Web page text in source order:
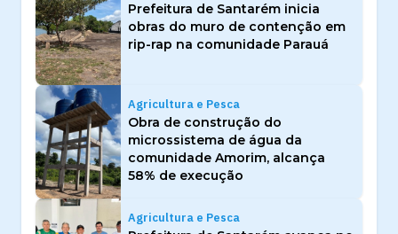
Prefeitura de Santarém inicia
obras do muro de contenção em
rip-rap na comunidade Parauá
Agricultura e Pesca
Obra de construção do
microssistema de água da
comunidade Amorim, alcança
58% de execução
Agricultura e Pesca